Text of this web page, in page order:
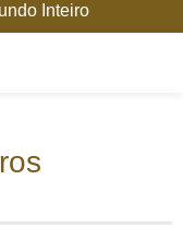
Inteiro